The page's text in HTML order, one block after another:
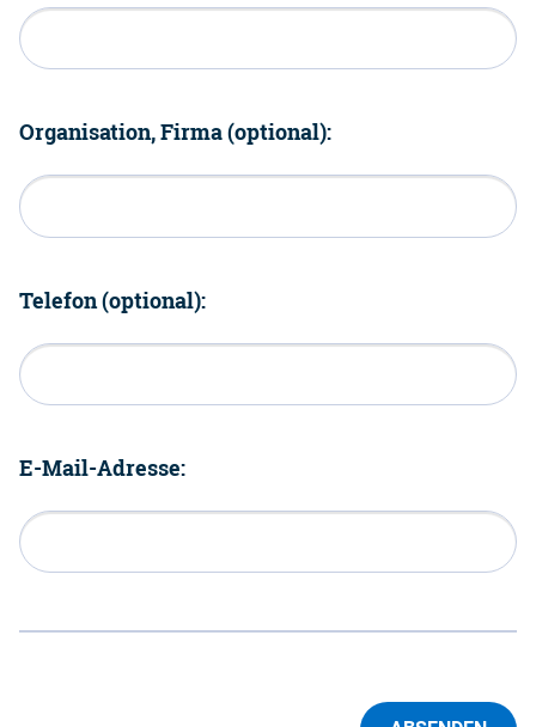
Organisation, Firma (optional):
Telefon (optional):
E-Mail-Adresse: